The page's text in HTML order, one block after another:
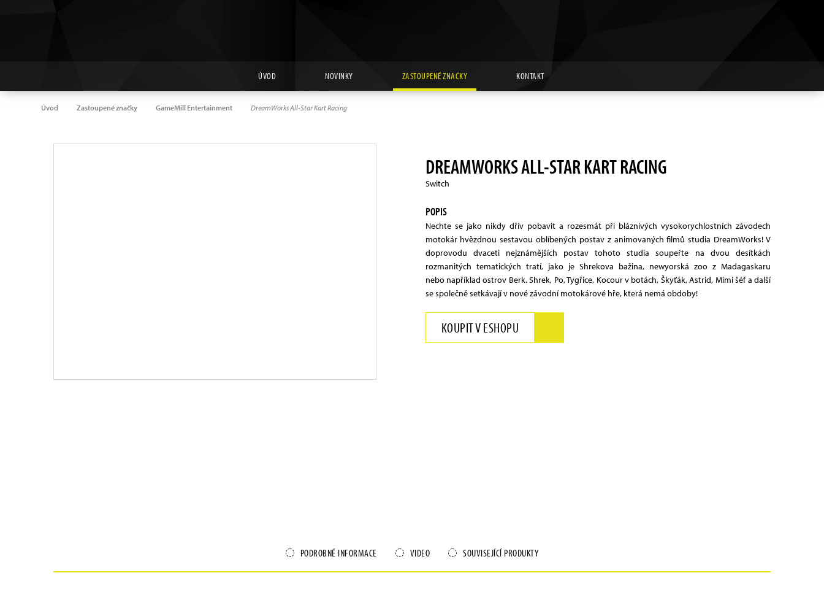
ÚVOD NOVINKY ZASTOUPENÉ ZNAČKY KONTAKT
Úvod Zastoupené značky GameMill Entertainment DreamWorks All-Star Kart Racing
DREAMWORKS ALL-STAR KART RACING
Switch
POPIS
Nechte se jako nikdy dřív pobavit a rozesmát při bláznivých vysokorychlostních závodech
motokár hvězdnou sestavou oblíbených postav z animovaných filmů studia DreamWorks! V
doprovodu dvaceti nejznámějších postav tohoto studia soupeřte na dvou desítkách
rozmanitých tematických tratí, jako je Shrekova bažina, newyorská zoo z Madagaskaru
nebo například ostrov Berk. Shrek, Po, Tygřice, Kocour v botách, Škyťák, Astrid, Mimi šéf a další
se společně setkávají v nové závodní motokárové hře, která nemá obdoby!
KOUPIT V ESHOPU
PODROBNÉ INFORMACE VIDEO SOUVISEJÍCÍ PRODUKTY